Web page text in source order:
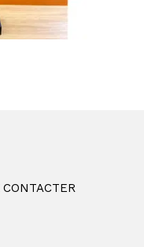
CONTACTER